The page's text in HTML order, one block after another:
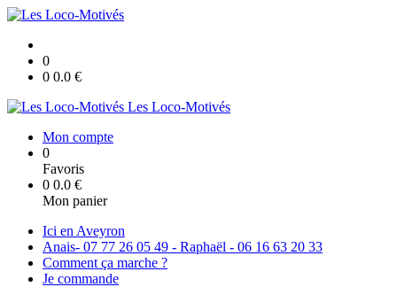
0
0 0.0 €
Les Loco-Motivés
Mon compte
0
Favoris
0 0.0 €
Mon panier
Ici en Aveyron
Anais- 07 77 26 05 49 - Raphaël - 06 16 63 20 33
Comment ça marche ?
Je commande